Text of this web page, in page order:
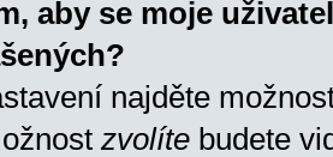
aby se moje
najděte
zvolíte budete